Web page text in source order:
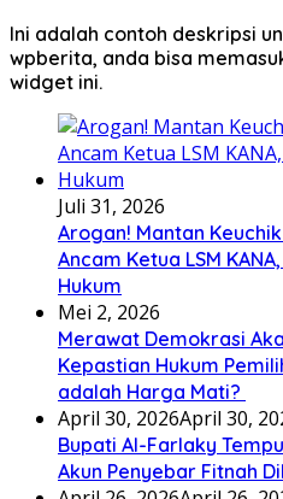
Ini adalah contoh deskripsi
wpberita, anda bisa
widget ini.
Juli 31, 2026
Arogan! Mantan
Ancam Ketua LSM
Hukum
Mei 2, 2026
Merawat Demokrasi
Kepastian Hukum
adalah Harga Mati? ‎
April 30, 2026April 30,
Bupati Al-Farlaky
Akun Penyebar Fitnah